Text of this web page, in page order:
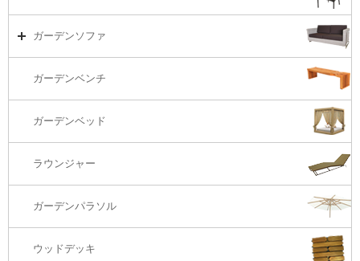
ラウンジ・ベッド
コーヒーテーブル
カウンター・バーテーブル
ガーデンチェアーTOP
カウンター・バーチェアー
ガーデンソファ
ガーデンソファTOP
3Sソファ
オットマン・スツール
ガーデンベンチ
ガーデンベッド
ラウンジャー
ガーデンパラソル
ウッドデッキ